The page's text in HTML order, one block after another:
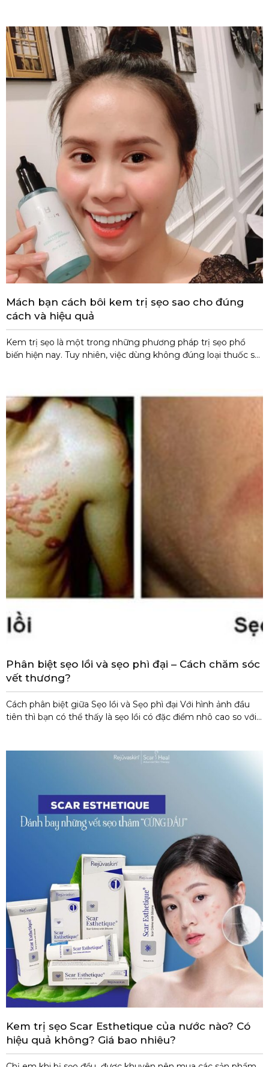
chắc, không
Mách bạn cách bôi kem trị sẹo sao cho đúng
cách và hiệu quả
Kem trị sẹo là một trong những phương pháp trị sẹo phổ
biến hiện nay. Tuy nhiên, việc dùng không đúng loại thuốc sẽ
chóng. 1. Sử dụng kem
Phân biệt sẹo lồi và sẹo phì đại – Cách chăm sóc
vết thương?
Cách phân biệt giữa Sẹo lồi và Sẹo phì đại Với hình ảnh đầu
tiên thì bạn có thể thấy là sẹo lồi có đặc điểm nhô cao so với
Kem trị sẹo Scar Esthetique của nước nào? Có
hiệu quả không? Giá bao nhiêu?